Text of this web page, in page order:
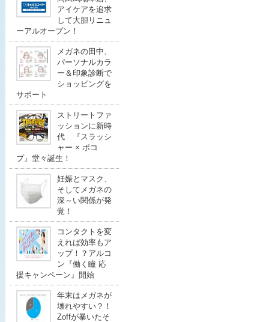
アイケアを追求
して大胆リニュ
ーアルオープン！
メガネの田中、
パーソナルカラ
ー＆印象診断で
ショッピングを
サポート
ストリートファ
ッションに新時
代 『スラッシ
ャー × ポコ
プ』堂々誕生！
妊娠とマスク、
そしてメガネの
深～い関係が発
覚！
コンタクトを変
えれば効率もア
ップ！？アルコ
ン『働く瞳 応
援キャンペーン』開始
年末はメガネが
壊れやすい？！
Zoffが暴いたそ